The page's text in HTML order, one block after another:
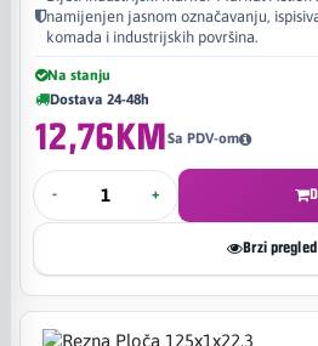
namijenjen jasnom označavanju,
komada i industrijskih površina.
Na stanju
Dostava 24-48h
12,76KMSa PDV-om
- +
Brzi pregled